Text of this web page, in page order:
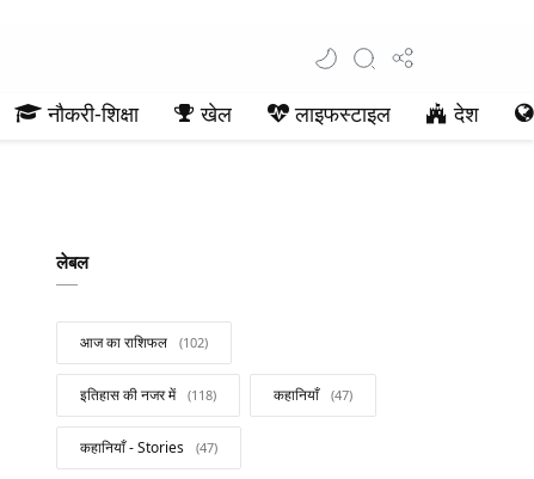
नौकरी-शिक्षा खेल लाइफस्टाइल देश
लेबल
आज का राशिफल
इतिहास की नजर में कहानियाँ
कहानियाँ - Stories